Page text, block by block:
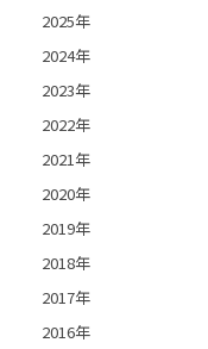
2025年
2024年
2023年
2022年
2021年
2020年
2019年
2018年
2017年
2016年